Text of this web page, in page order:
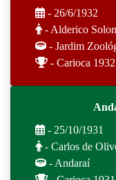
- 26/6/1932
- Alderico
- Jardim
- Carioca 1932
- 25/10/1931
- Carlos de
- Andaraí